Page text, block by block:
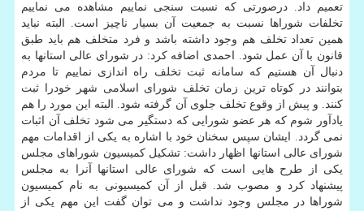
تعمیم داد. درصورتی که نسبت سنجی نماییم مشاهده می نماییم
تخلفات شوراها نسبت به جمعیت آن بسیار ناچیز است. البته نباید
همین تعداد تخلف هم وجود داشته باشد و فرد متخلف هم باید طبق
قانون با آن عمل شود. احمدی اضافه کرد: در شورای عالی استانها به
دنبال آن هستیم که سامانه ثبت تخلف راه اندازی نماییم تا مردم
بتوانند در کوتاه ترین زمان تخلف شورای اسلامی شهر خودرا ثبت
کنند. و پیش از وقوع تخلف جلوی آن گرفته شود. البته این مورد را هم
یادآور شوم که هر عضو شورایی که دستگیر می شود تخلف آن اثبات
نمی گردد. ایشان سپس سخنان خود با اشاره به یکی از اقدامات مهم
شورای عالی استانها اظهار داشت: تشکیل کمیسیون شوراهای مجلس
یکی از طرح هایی است که شورای عالی استانها آنرا به مجلس
پیشنهاد کرد و مصوب شد. قبل از آن کمیسیونی به نام کمیسیون
شوراها در مجلس وجود نداشت و می توان گفت این مهم یکی از